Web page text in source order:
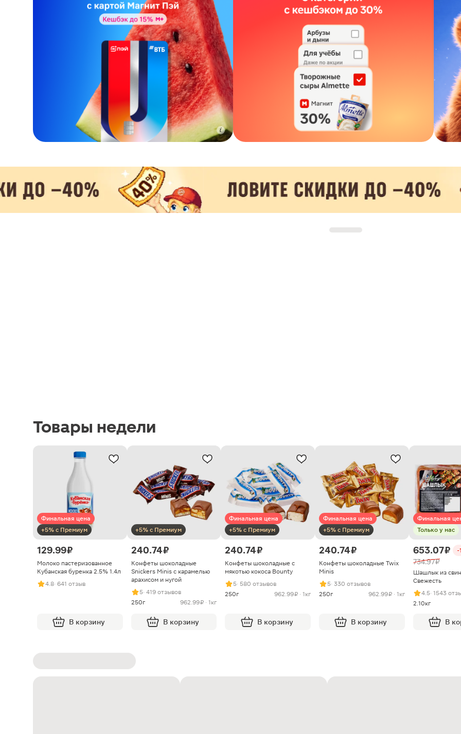
Товары недели
Финальная цена
+5% с Премиум
129.99 ₽
Молоко пастеризованное
Кубанская буренка 2.5% 1.4л
4.8· 641 отзыв
В корзину
+5% с Премиум
240.74 ₽
Конфеты шоколадные
Snickers Minis с карамелью
арахисом и нугой
5· 419 отзывов
250г
962.99 ₽ · 1кг
В корзину
Финальная цена
+5% с Премиум
240.74 ₽
Конфеты шоколадные с
мякотью кокоса Bounty
5· 580 отзывов
250г
962.99 ₽ · 1кг
В корзину
Финальная цена
+5% с Премиум
240.74 ₽
Конфеты шоколадные Twix
Minis
5· 330 отзывов
250г
962.99 ₽ · 1кг
В корзину
Финальная
Только у нас
653.07 ₽ -
734.97 ₽
Шашлык из
Свежесть
4.5· 1543
2.10кг
В